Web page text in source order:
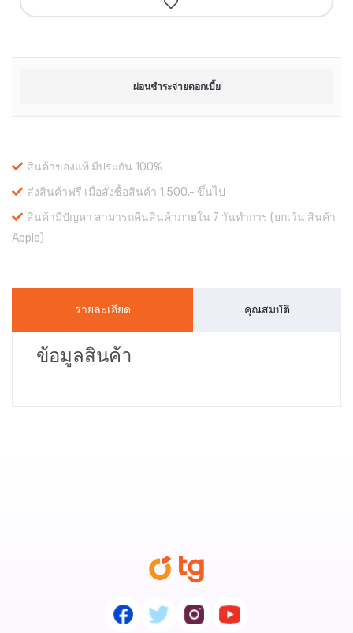
ผ่อนชำระจ่ายดอกเบี้ย
สินค้าของแท้ มีประกัน 100%
ส่งสินค้าฟรี เมื่อสั่งซื้อสินค้า 1,500.- ขึ้นไป
สินค้ามีปัญหา สามารถคืนสินค้าภายใน 7 วันทำการ (ยกเว้น สินค้า
Apple)
รายละเอียด คุณสมบัติ
ข้อมูลสินค้า